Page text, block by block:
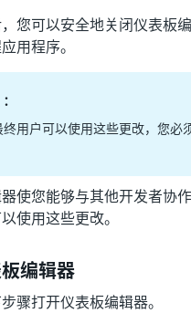
您可以安全地关闭仪表板
用程序。
终用户可以使用这些更改，您必
使您能够与其他开发者协
使用这些更改。
编辑器
骤打开仪表板编辑器。